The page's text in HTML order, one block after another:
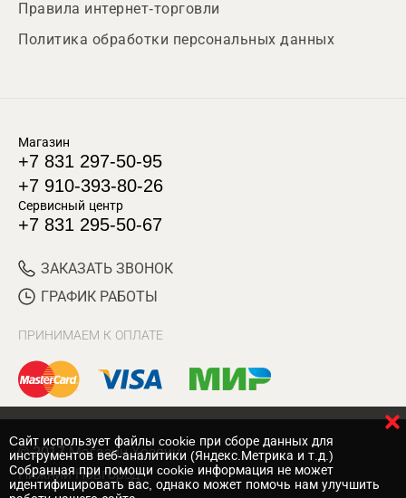
Правила интернет-торговли
Политика обработки персональных данных
Магазин
+7 831 297-50-95
+7 910-393-80-26
Сервисный центр
+7 831 295-50-67
ЗАКАЗАТЬ ЗВОНОК
ГРАФИК РАБОТЫ
ПРИНИМАЕМ К ОПЛАТЕ
© 2017 Магазин Хозяин
Нижний Новгород
Cайт использует файлы cookie при сборе данных для
инструментов веб-аналитики (Яндекс.Метрика и т.д.)
Собранная при помощи cookie информация не может
идентифицировать вас, однако может помочь нам улучшить